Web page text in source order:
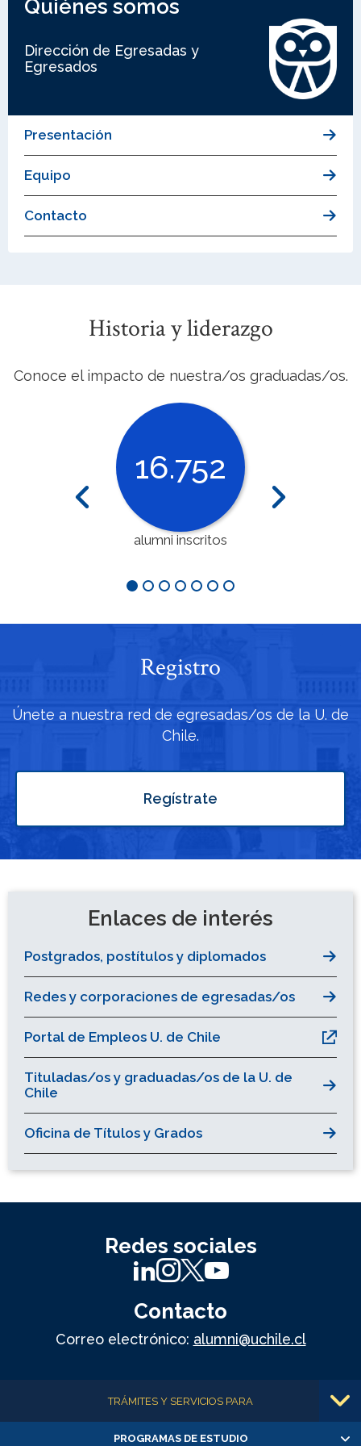
Quiénes somos
Dirección de Egresadas y
Egresados
Presentación
Equipo
Contacto
Historia y liderazgo
Conoce el impacto de nuestra/os graduadas/os.
actividades
49
6 7
Registro
Únete a nuestra red de egresadas/os de la U. de
Chile.
Regístrate
Enlaces de interés
Postgrados, postítulos y diplomados
Redes y corporaciones de egresadas/os
Portal de Empleos U. de Chile
Tituladas/os y graduadas/os de la U. de
Chile
Oficina de Títulos y Grados
Redes sociales
Contacto
Correo electrónico: alumni@uchile.cl
Más informaciónTRÁMITES Y SERVICIOS PARA
PROGRAMAS DE ESTUDIO